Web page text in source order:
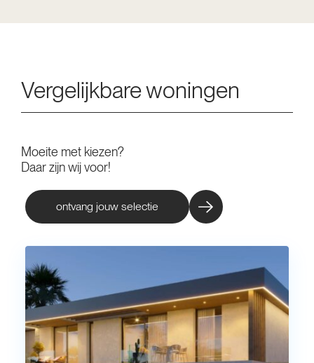
Vergelijkbare woningen
Moeite met kiezen?
Daar zijn wij voor!
ontvang jouw selectie